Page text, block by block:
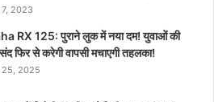
2023
RX 125: पुराने लुक में नया दम! युवाओं की
फिर से करेगी वापसी मचाएगी तहलका!
25, 2025